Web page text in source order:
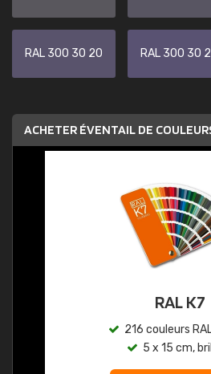
RAL 300 30 20 RAL 300 30
ACHETER ÉVENTAIL DE
RAL K7
216 couleurs
5 x 15 cm,